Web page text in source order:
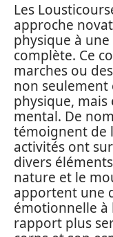
Les
approche
physique à
complète. Ce
marches ou
non seulement
physique,
mental. De
témoignent de
activités ont
divers
nature et le
apportent une
émotionnelle à
rapport plus